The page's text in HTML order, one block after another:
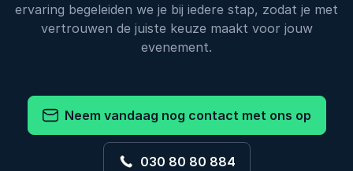
ervaring begeleiden we je bij iedere stap, zodat je met
vertrouwen de juiste keuze maakt voor jouw
evenement.
Neem vandaag nog contact met ons op
030 80 80 884